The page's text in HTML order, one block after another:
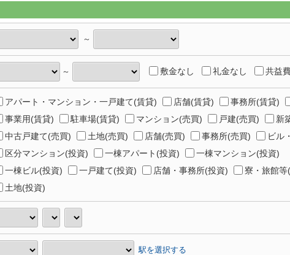
～
～ 敷金なし 礼金なし 共益
アパート・マンション・一戸建て(賃貸) 店舗(賃貸) 事務所(賃貸)
事業用(賃貸)
駐車場(賃貸) マンション(売買) 戸建(売買)
新
中古戸建て(売買)
土地(売買) 店舗(売買) 事務所(売買)
ビル
区分マンション(投資)
一棟アパート(投資)
一棟マンション(投資)
一棟ビル(投資)
一戸建て(投資) 店舗・事務所(投資)
寮・旅館等
土地(投資)
駅を選択する